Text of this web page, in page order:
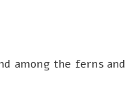
among the ferns and